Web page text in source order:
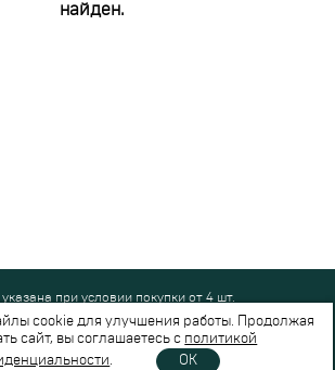
найден.
при условии покупки от 4 шт.
© 2024-2026,Шинный Маркет(ООО "Безопасные
шины")
сайте информация носит справочный характер и не
cookie для улучшения работы. Продолжая
сайт, вы соглашаетесь с политикой
. OK